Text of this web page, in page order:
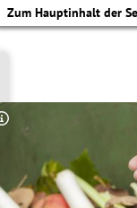
Zum Hauptinhalt der
Copyright-Hinweis